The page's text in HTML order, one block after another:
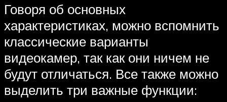
Говоря об основных
характеристиках, можно вспомнить
классические варианты
видеокамер, так как они ничем не
будут отличаться. Все также можно
выделить три важные функции: